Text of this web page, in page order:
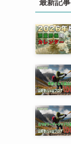
最新記事